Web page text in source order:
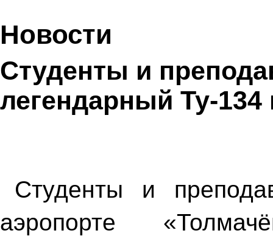
Новости
Студенты и
легендарный Ту-134
Студенты и
аэропорте